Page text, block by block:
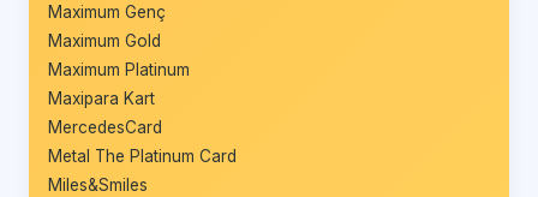
Maximum Genç
Maximum Gold
Maximum Platinum
Maxipara Kart
MercedesCard
Metal The Platinum Card
Miles&Smiles